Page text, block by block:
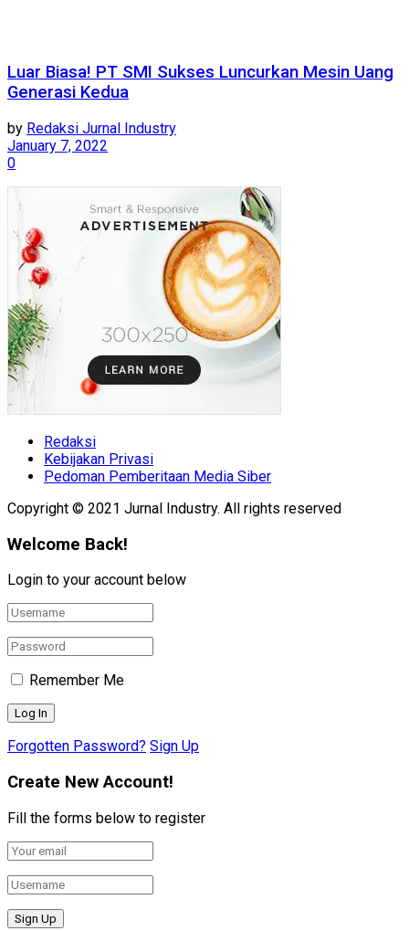
Luar Biasa! PT SMI Sukses Luncurkan Mesin Uang
Generasi Kedua
by Redaksi Jurnal Industry
January 7, 2022
0
Redaksi
Kebijakan Privasi
Pedoman Pemberitaan Media Siber
Copyright © 2021 Jurnal Industry. All rights reserved
Welcome Back!
Login to your account below
Remember Me
Forgotten Password? Sign Up
Create New Account!
Fill the forms below to register